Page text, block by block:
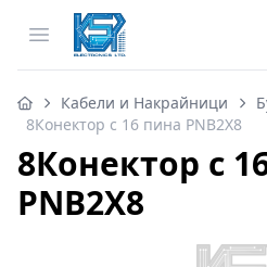
Open menu
Кабели и Накрайници
8Конектор с 16 пина PNB2X8
8Конектор с
PNB2X8